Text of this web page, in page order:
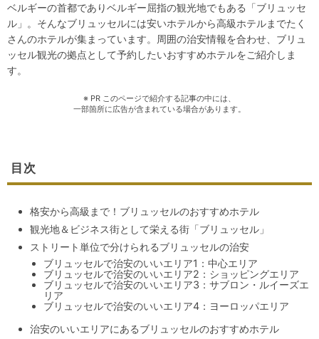
ベルギーの首都でありベルギー屈指の観光地でもある「ブリュッセ
ル」。そんなブリュッセルには安いホテルから高級ホテルまでたく
さんのホテルが集まっています。周囲の治安情報を合わせ、ブリュ
ッセル観光の拠点として予約したいおすすめホテルをご紹介しま
す。
※ PR このページで紹介する記事の中には、
一部箇所に広告が含まれている場合があります。
目次
格安から高級まで！ブリュッセルのおすすめホテル
観光地＆ビジネス街として栄える街「ブリュッセル」
ストリート単位で分けられるブリュッセルの治安
ブリュッセルで治安のいいエリア1：中心エリア
ブリュッセルで治安のいいエリア2：ショッピングエリア
ブリュッセルで治安のいいエリア3：サブロン・ルイーズエ
リア
ブリュッセルで治安のいいエリア4：ヨーロッパエリア
治安のいいエリアにあるブリュッセルのおすすめホテル